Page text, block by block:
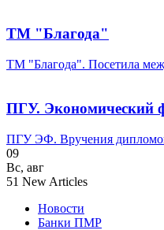
ТМ "Благода"
ТМ "Благода". Посетила
ПГУ. Экономический
ПГУ ЭФ. Вручения
09
Вс, авг
51 New Articles
Новости
Банки ПМР